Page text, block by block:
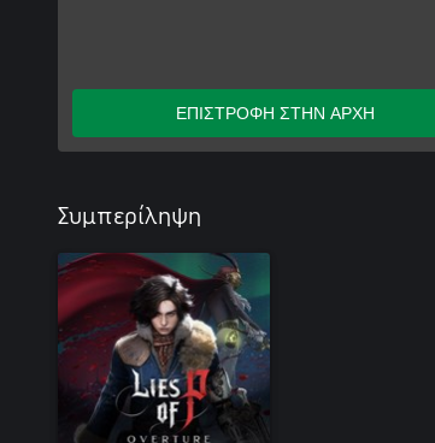
ΕΠΙΣΤΡΟΦΗ ΣΤΗΝ ΑΡΧΗ
Συμπερίληψη